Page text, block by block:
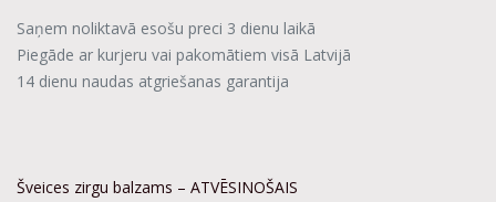
Saņem noliktavā esošu preci 3 dienu laikā
Piegāde ar kurjeru vai pakomātiem visā Latvijā
14 dienu naudas atgriešanas garantija
Šveices zirgu balzams – ATVĒSINOŠAIS